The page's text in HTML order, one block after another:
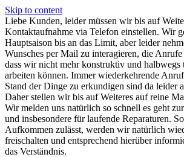
Skip to content
Liebe Kunden, leider müssen wir bis auf
Kontaktaufnahme via Telefon einstellen. Wir
Hauptsaison bis an das Limit, aber leider
Wunsches per Mail zu interagieren, die
dass wir nicht mehr konstruktiv und halbwegs
arbeiten können. Immer wiederkehrende
Stand der Dinge zu erkundigen sind da leider
Daher stellen wir bis auf Weiteres auf reine
Wir melden uns natürlich so schnell es geht
und insbesondere für laufende Reparaturen.
Aufkommen zulässt, werden wir natürlich
freischalten und entsprechend hierüber
das Verständnis.